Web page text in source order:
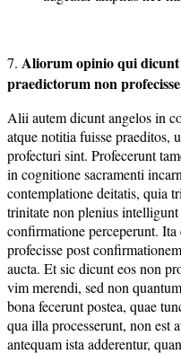
7. Aliorum opinio qui dicunt
praedictorum non
Alii autem dicunt angelos in
atque notitia fuisse praeditos,
profecturi sint. Profecerunt
in cognitione sacramenti
contemplatione deitatis, quia
trinitate non plenius
confirmatione perceperunt.
profecisse post
aucta. Et sic dicunt eos non
vim merendi, sed non
bona fecerunt postea, quae
qua illa processerunt, non est
antequam ista adderentur,